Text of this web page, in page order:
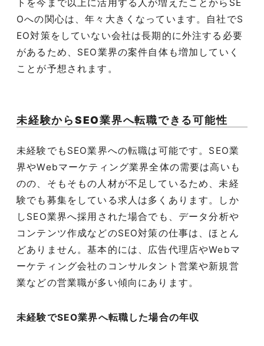
トを今まで以上に活用する人が増えたことから SE
Oへの関心は、年々大きくなっています。自社でS
EO対策をしていない会社は長期的に外注する必要
があるため、 SEO業界の案件自体も増加していく
ことが予想されます。
未経験からSEO業界へ転職できる可能性
未経験でも SEO業界への転職は可能です。 SEO業
界やWebマーケティング業界全体の需要は高いも
のの、そもそもの人材が不足しているため、未経
験でも募集をしている求人は多くあります。しか
し SEO業界へ採用された場合でも、データ分析や
コンテンツ作成などのSEO対策の仕事は、ほとん
どありません。基本的には、広告代理店やWebマ
ーケティング会社のコンサルタント営業や新規営
業などの営業職が多い傾向にあります。
未経験でSEO業界へ転職した場合の年収